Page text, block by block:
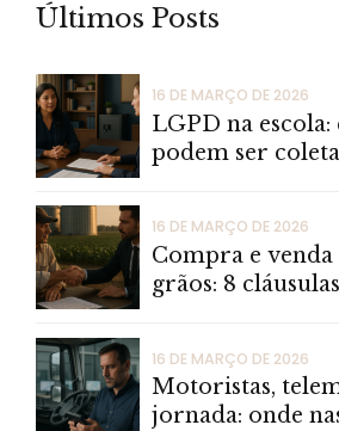
Últimos Posts
16 DE MARÇO DE 2026
LGPD na escola:
podem ser
16 DE MARÇO DE 2026
Compra e
grãos: 8
16 DE MARÇO DE 2026
Motoristas,
jornada: onde